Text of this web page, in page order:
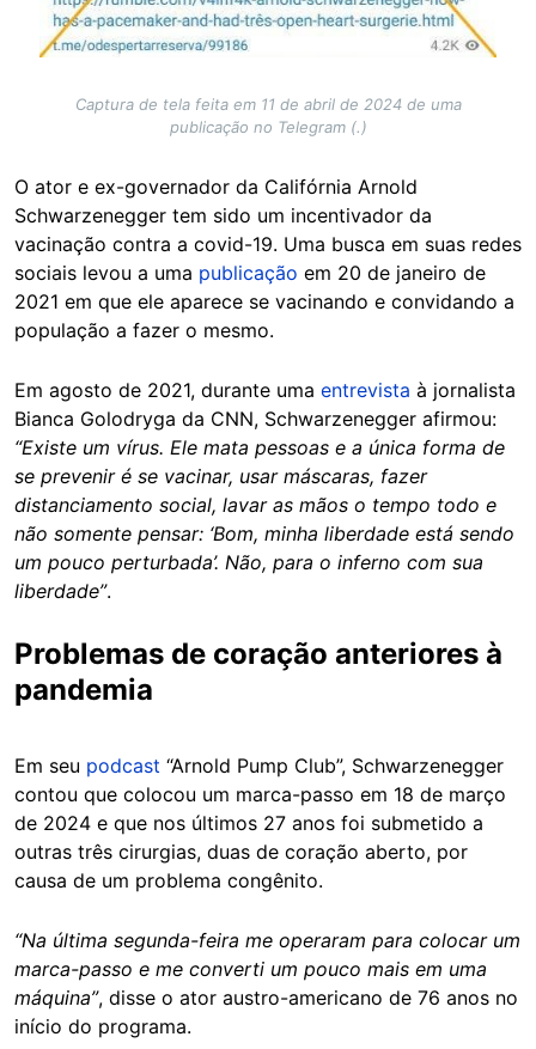
Captura de tela feita em 11 de abril de 2024 de uma
publicação no Telegram (.)
O ator e ex-governador da Califórnia Arnold
Schwarzenegger tem sido um incentivador da
vacinação contra a covid-19. Uma busca em suas redes
sociais levou a uma publicação em 20 de janeiro de
2021 em que ele aparece se vacinando e convidando a
população a fazer o mesmo.
Em agosto de 2021, durante uma entrevista à jornalista
Bianca Golodryga da CNN, Schwarzenegger afirmou:
“Existe um vírus. Ele mata pessoas e a única forma de
se prevenir é se vacinar, usar máscaras, fazer
distanciamento social, lavar as mãos o tempo todo e
não somente pensar: ‘Bom, minha liberdade está sendo
um pouco perturbada’. Não, para o inferno com sua
liberdade”.
Problemas de coração anteriores à
pandemia
Em seu podcast “Arnold Pump Club”, Schwarzenegger
contou que colocou um marca-passo em 18 de março
de 2024 e que nos últimos 27 anos foi submetido a
outras três cirurgias, duas de coração aberto, por
causa de um problema congênito.
“Na última segunda-feira me operaram para colocar um
marca-passo e me converti um pouco mais em uma
máquina”, disse o ator austro-americano de 76 anos no
início do programa.